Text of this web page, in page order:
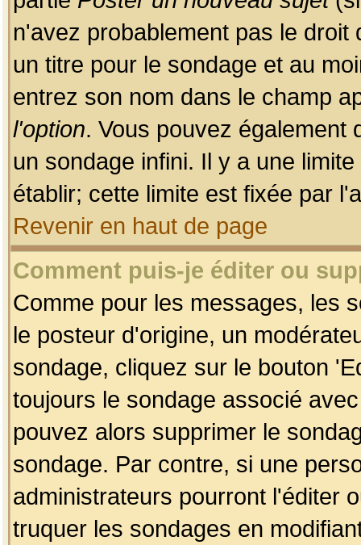
n'avez probablement pas le
un titre pour le sondage et au
entrez son nom dans le champ
l'option. Vous pouvez également
un sondage infini. Il y a une
établir; cette limite est fixée par
Revenir en haut de page
Comment puis-je éditer ou
Comme pour les messages, les
le posteur d'origine, un
sondage, cliquez sur le bouton
toujours le sondage associé
pouvez alors supprimer le
sondage. Par contre, si une
administrateurs pourront l'éditer
truquer les sondages en